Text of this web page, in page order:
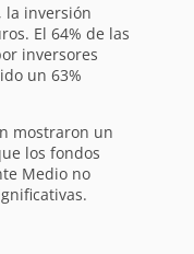
la inversión
El 64% de las
inversores
un 63%
mostraron un
los fondos
Medio no